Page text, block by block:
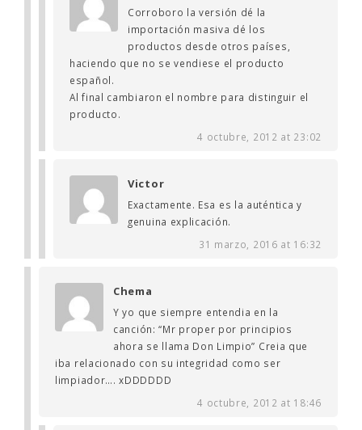
Corroboro la versión dé la
importación masiva dé los
productos desde otros países,
haciendo que no se vendiese el producto
español.
Al final cambiaron el nombre para distinguir el
producto.
4 octubre, 2012 at 23:02
Victor
Exactamente. Esa es la auténtica y
genuina explicación.
31 marzo, 2016 at 16:32
Chema
Y yo que siempre entendia en la
canción: “Mr proper por principios
ahora se llama Don Limpio” Creia que
iba relacionado con su integridad como ser
limpiador…. xDDDDDD
4 octubre, 2012 at 18:46